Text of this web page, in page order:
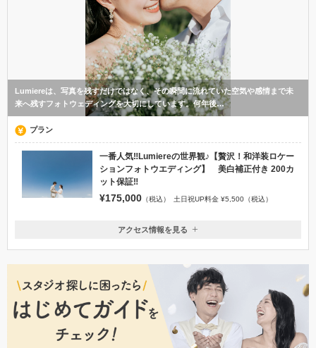
Lumiereは、写真を残すだけではなく、その瞬間に流れていた空気や感情まで未
来へ残すフォトウェディングを大切にしています。何年後…
プラン
一番人気‼︎Lumiereの世界観♪【贅沢！和洋装ロケー
ションフォトウエディング】 美白補正付き 200カ
ット保証‼︎
¥175,000 （税込） 土日祝UP料金 ¥5,500（税込）
鹿児島県鹿児島市武一丁目21-39
鹿児島中央駅 徒歩5分 中央駅西口近く
099-204-0964
アクセス情報を見る